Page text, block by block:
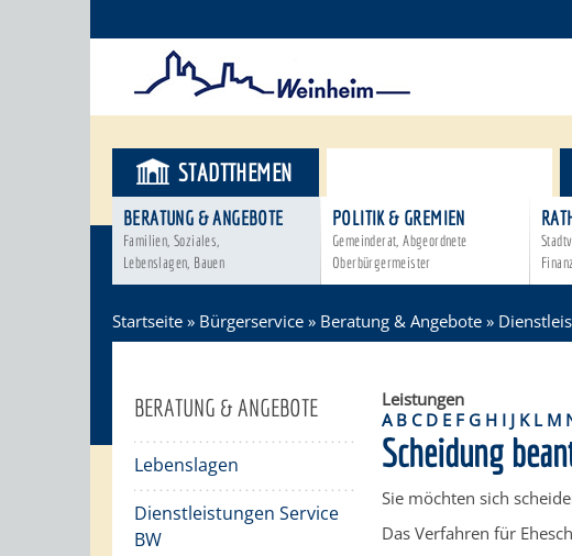
STADTTHEMEN
BERATUNG & ANGEBOTE
Familien, Soziales,
Lebenslagen, Bauen
POLITIK & GREMIEN
Gemeinderat, Abgeordnete
Oberbürgermeister
Startseite » Bürgerservice » Beratung & Angebote »
BERATUNG & ANGEBOTE
Lebenslagen
Dienstleistungen Service
BW
Leistungen
A B C D E F G H I J K L M
Scheidung
Sie möchten sich
Das Verfahren für